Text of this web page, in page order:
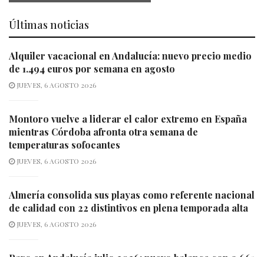
Últimas noticias
Alquiler vacacional en Andalucía: nuevo precio medio
de 1.494 euros por semana en agosto
JUEVES, 6 AGOSTO 2026
Montoro vuelve a liderar el calor extremo en España
mientras Córdoba afronta otra semana de
temperaturas sofocantes
JUEVES, 6 AGOSTO 2026
Almería consolida sus playas como referente nacional
de calidad con 22 distintivos en plena temporada alta
JUEVES, 6 AGOSTO 2026